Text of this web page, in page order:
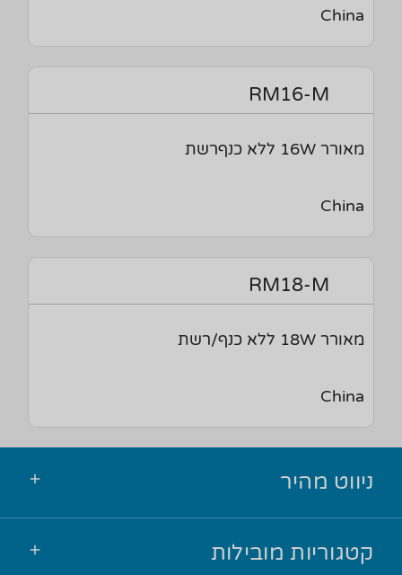
China
RM16-M
מאורר 16W ללא כנףרשת
China
RM18-M
מאורר 18W ללא כנף/רשת
China
ניווט מהיר
קטגוריות מובילות